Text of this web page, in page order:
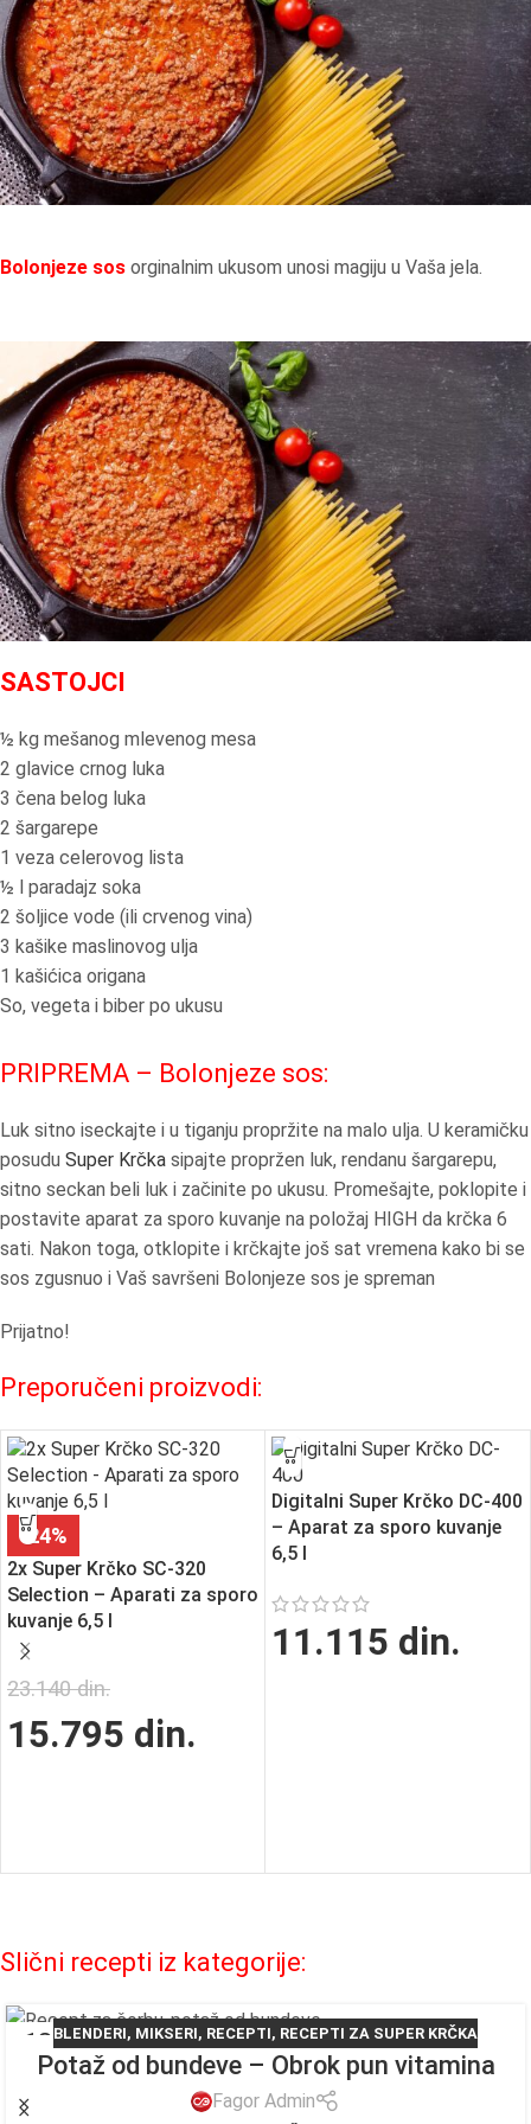
Bolonjeze sos orginalnim ukusom unosi magiju u Vaša jela.
SASTOJCI
½ kg mešanog mlevenog mesa
2 glavice crnog luka
3 čena belog luka
2 šargarepe
1 veza celerovog lista
½ l paradajz soka
2 šoljice vode (ili crvenog vina)
3 kašike maslinovog ulja
1 kašićica origana
So, vegeta i biber po ukusu
PRIPREMA – Bolonjeze sos:
Luk sitno iseckajte i u tiganju propržite na malo ulja. U keramičku
posudu Super Krčka sipajte propržen luk, rendanu šargarepu,
sitno seckan beli luk i začinite po ukusu. Promešajte, poklopite i
postavite aparat za sporo kuvanje na položaj HIGH da krčka 6
sati. Nakon toga, otklopite i krčkajte još sat vremena kako bi se
sos zgusnuo i Vaš savršeni Bolonjeze sos je spreman
Prijatno!
Preporučeni proizvodi:
-24%
2x Super Krčko SC-320
Selection – Aparati za sporo
kuvanje 6,5 l
23.140din.
15.795 din.
Digitalni Super Krčko DC-400
– Aparat za sporo kuvanje
6,5 l
11.115 din.
Slični recepti iz kategorije:
18
NOV
BLENDERI, MIKSERI, RECEPTI, RECEPTI ZA SUPER KRČKA
Potaž od bundeve – Obrok pun vitamina
Fagor Admin